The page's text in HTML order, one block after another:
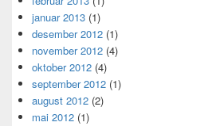
januar 2013 (1)
desember 2012 (1)
november 2012 (4)
oktober 2012 (4)
september 2012 (1)
august 2012 (2)
mai 2012 (1)